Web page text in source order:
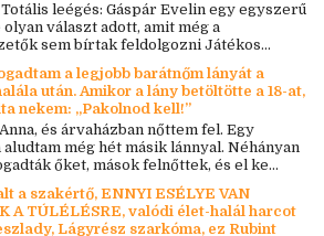
leégés: Gáspár Evelin egy egyszerű
választ adott, amit még a
sem bírtak feldolgozni Játékos...
a legjobb barátnőm lányát a
után. Amikor a lány betöltötte a 18-at,
nekem: „Pakolnod kell!”
és árvaházban nőttem fel. Egy
aludtam még hét másik lánnyal. Néhányan
őket, mások felnőttek, és el ke...
a szakértő, ENNYI ESÉLYE VAN
A TÚLÉLÉSRE, valódi élet-halál harcot
Lágyrész szarkóma, ez Rubint